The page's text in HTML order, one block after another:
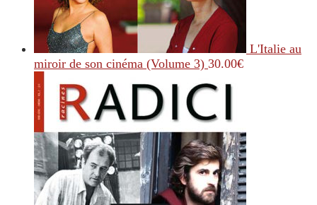
L'Italie au
miroir de son cinéma (Volume 3) 30.00€